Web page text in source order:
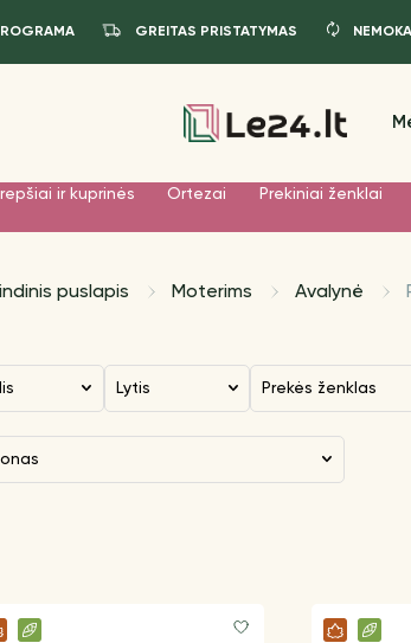
GREITAS PRISTATYMAS
ir kuprinės Ortezai
Prekiniai ženklai
puslapis Moterims Avalynė
Lytis Prekės ženklas